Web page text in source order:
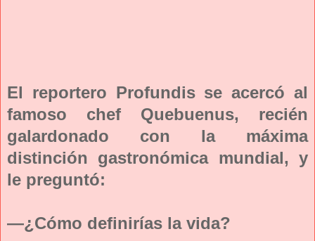
El reportero Profundis se acercó al
famoso chef Quebuenus, recién
galardonado con la máxima
distinción gastronómica mundial, y
le preguntó:
—¿Cómo definirías la vida?